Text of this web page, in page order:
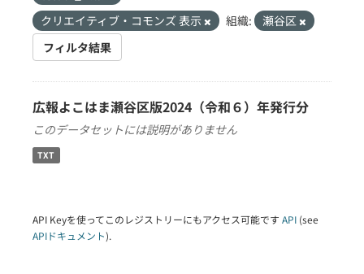
クリエイティブ・コモンズ 表示
組織:
瀬谷区
フィルタ結果
広報よこはま瀬谷区版2024（令和６）年発行分
このデータセットには説明がありません
TXT
API Keyを使ってこのレジストリーにもアクセス可能です API (see
APIドキュメント).